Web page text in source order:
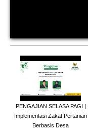
PENGAJIAN SELASA PAGI |
Implementasi Zakat Pertanian
Berbasis Desa